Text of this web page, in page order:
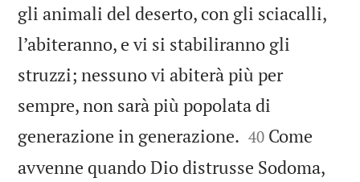
gli animali del deserto, con gli sciacalli,
l’abiteranno, e vi si stabiliranno gli
struzzi; nessuno vi abiterà più per
sempre, non sarà più popolata di
generazione in generazione. 

40 Come
avvenne quando Dio distrusse Sodoma,